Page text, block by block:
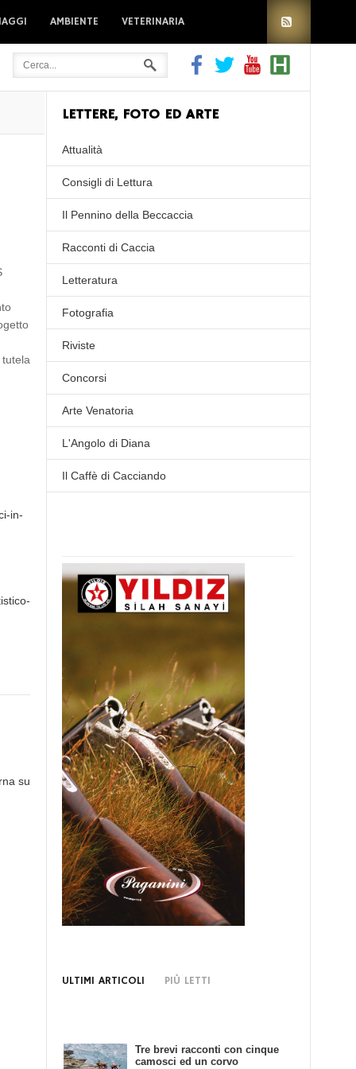
AMBIENTE VETERINARIA
in-
su
LETTERE, FOTO ED ARTE
Attualità
Consigli di Lettura
Il Pennino della Beccaccia
Racconti di Caccia
Letteratura
Fotografia
Riviste
Concorsi
Arte Venatoria
L'Angolo di Diana
Il Caffè di Cacciando
ULTIMI ARTICOLI PIÙ LETTI
Tre brevi racconti con cinque
camosci ed un corvo
Bando di Concorso: Scrivendo
e Cacciando